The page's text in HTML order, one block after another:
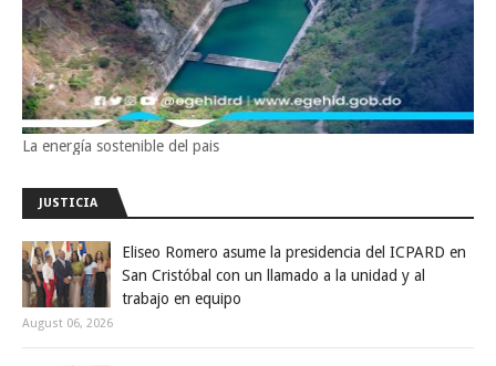
La energía sostenible del pais
JUSTICIA
Eliseo Romero asume la presidencia del ICPARD en
San Cristóbal con un llamado a la unidad y al
trabajo en equipo
August 06, 2026